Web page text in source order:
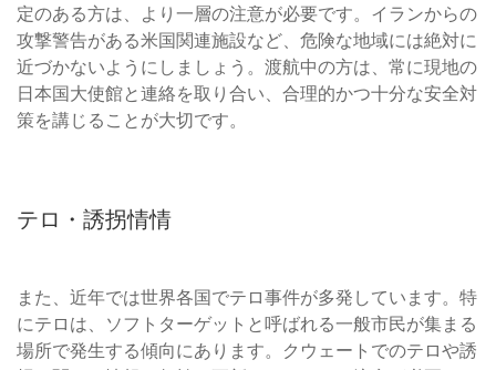
定のある方は、より一層の注意が必要です。イランからの
攻撃警告がある米国関連施設など、危険な地域には絶対に
近づかないようにしましょう。渡航中の方は、常に現地の
日本国大使館と連絡を取り合い、合理的かつ十分な安全対
策を講じることが大切です。
テロ・誘拐情情
また、近年では世界各国でテロ事件が多発しています。特
にテロは、ソフトターゲットと呼ばれる一般市民が集まる
場所で発生する傾向にあります。クウェートでのテロや誘